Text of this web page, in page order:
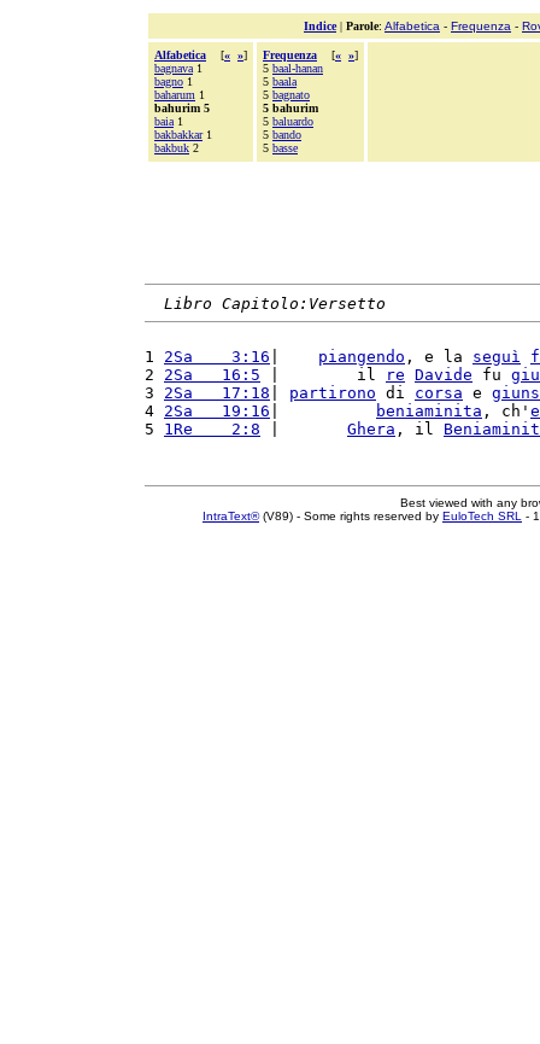
Indice| Parole: Alfabetica - Frequenza -
Alfabetica [« »]
bagnava 1
bagno 1
baharum 1
bahurim 5
baia 1
bakbakkar1
bakbuk 2
Frequenza [« »]
5 baal-hanan
5 baala
5 bagnato
5 bahurim
5 baluardo
5 bando
5 basse
Libro Capitolo:Versetto
1 2Sa    3:16 piangendo , e la seguì
2 2Sa   16:5 |        il re Davide fu
3 2Sa   17:18 partirono di corsa e
4 2Sa   19:16 beniaminita , ch'
5 1Re    2:8 Ghera , il
Best viewed with any
IntraText®(V89) - Some rights reserved by EuloTech SRL -